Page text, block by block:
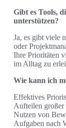
Gibt es Tools,
unterstützen?
Ja, es gibt viele
oder
Ihre Prioritäten
im Alltag zu
Wie kann ich
Effektives
Aufteilen großer
Nutzen von
Aufgaben nach